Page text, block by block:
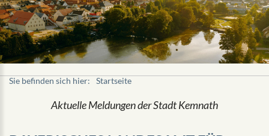
Sie befinden sich hier: Startseite
Aktuelle Meldungen der Stadt Kemnath